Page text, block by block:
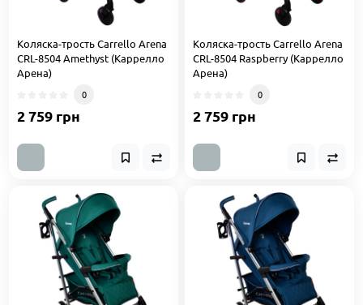
Коляска-трость Carrello Arena
CRL-8504 Amethyst (Каррелло
Арена)
0
2 759 грн
Коляска-трость Carrello Arena
CRL-8504 Raspberry (Каррелло
Арена)
0
2 759 грн